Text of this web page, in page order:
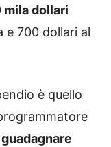
mila dollari
e 700 dollari al
è quello
guadagnare